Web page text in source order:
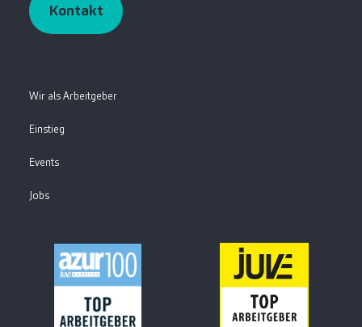
Kontakt
Wir als Arbeitgeber
Einstieg
Events
Jobs